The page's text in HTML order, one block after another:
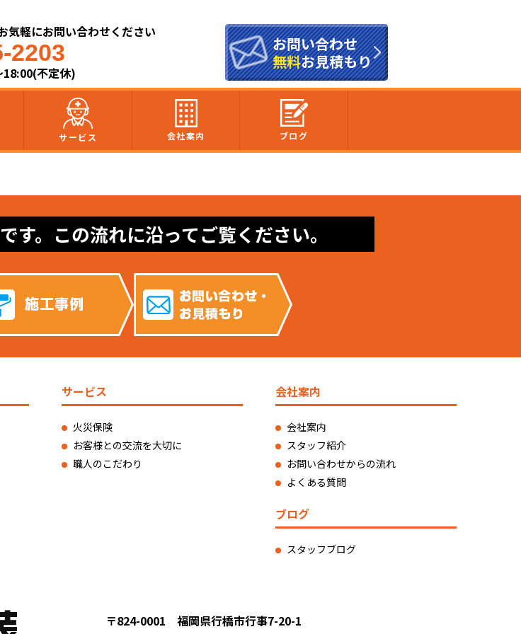
気軽にお問い合わせください
2203
18:00(不定休)
お問い合わせ
無料お見積もり
サービス 会社案内 ブログ
す。この流れに沿ってご覧ください。
サービス
火災保険
お客様との交流を大切に
職人のこだわり
会社案内
会社案内
スタッフ紹介
お問い合わせからの流れ
よくある質問
ブログ
スタッフブログ
〒824-0001 福岡県行橋市行事7-20-1